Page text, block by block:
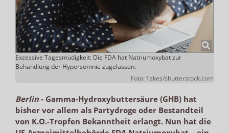
Exzessive Tagesmüdigkeit: Die FDA hat Natriumoxybat zur
Behandlung der Hypersomnie zugelassen.
Foto: fizkes/shutterstock.com
Berlin- Gamma-Hydroxybuttersäure (GHB) hat
bisher vor allem als Partydroge oder Bestandteil
von K.O.-Tropfen Bekanntheit erlangt. Nun hat die